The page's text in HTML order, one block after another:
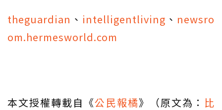
theguardian 、 intelligentliving 、 newsro
om.hermesworld.com
本文授權轉載自《公民報橘》（原文為： 比